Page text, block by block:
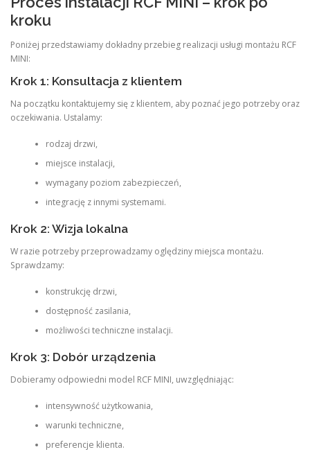
kroku
Poniżej przedstawiamy dokładny przebieg realizacji usługi montażu RCF
MINI:
Krok 1: Konsultacja z klientem
Na początku kontaktujemy się z klientem, aby poznać jego potrzeby oraz
oczekiwania. Ustalamy:
rodzaj drzwi,
miejsce instalacji,
wymagany poziom zabezpieczeń,
integrację z innymi systemami.
Krok 2: Wizja lokalna
W razie potrzeby przeprowadzamy oględziny miejsca montażu.
Sprawdzamy:
konstrukcję drzwi,
dostępność zasilania,
możliwości techniczne instalacji.
Krok 3: Dobór urządzenia
Dobieramy odpowiedni model RCF MINI, uwzględniając:
intensywność użytkowania,
warunki techniczne,
preferencje klienta.